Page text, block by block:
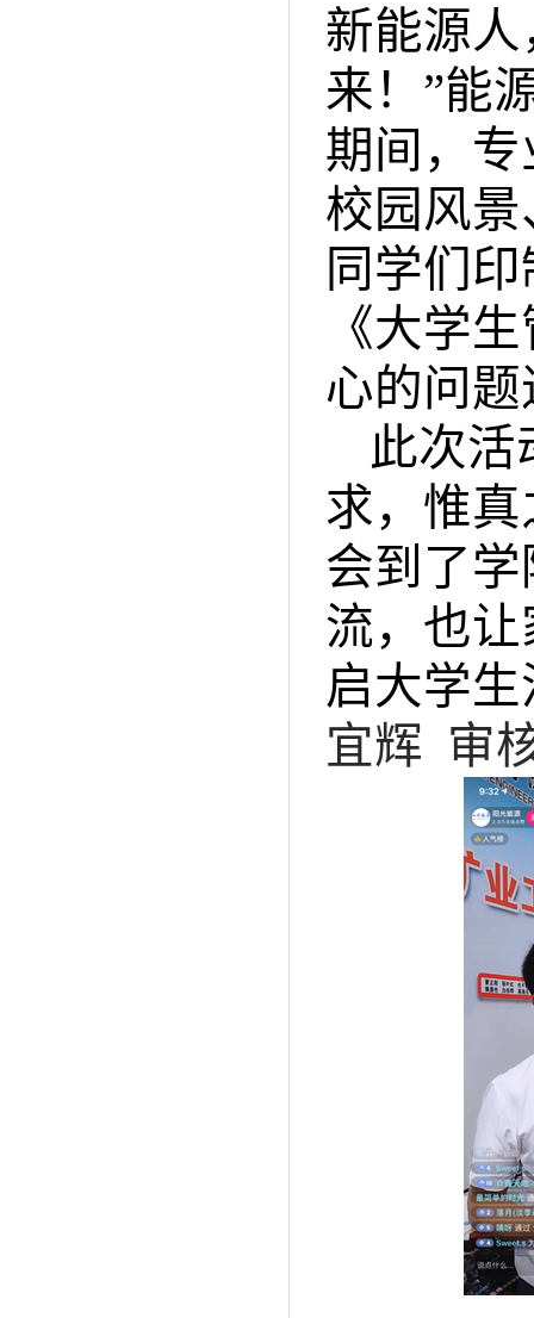
新能源
来！”能
期间，
校园风
同学们
《大学
心的问
此次活
求，惟
会到了
流，也
启大学
宜辉 审